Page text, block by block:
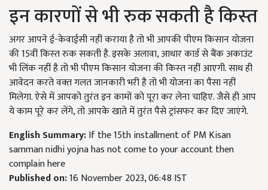
इन कारणों से भी रुक सकती है किस्‍त
अगर आपने ई-केवाईसी नहीं कराया है तो भी आपकी पीएम किसान योजना
की 15वीं किस्‍त रुक सकती है. इसके अलावा, आधार कार्ड से बैंक अकाउंट
भी लिंक नहीं है तो भी पीएम किसान योजना की किस्‍त नहीं आएगी. साथ ही
आवेदन करते वक्‍त गलत जानकारी भरी है तो भी योजना का पैसा नहीं
मिलेगा. ऐसे में आपको तुरंत इन कामों को पूरा कर लेना चाहिए. जैसे ही आप
ये काम पूरे कर लेंगे, तो आपके खाते में तुरंत पैसे ट्रांसफर कर दिए जाएंगे.
English Summary:If the 15th installment of PM Kisan
samman nidhi yojna has not come to your account then
complain here
Published on:16 November 2023, 06:48 IST